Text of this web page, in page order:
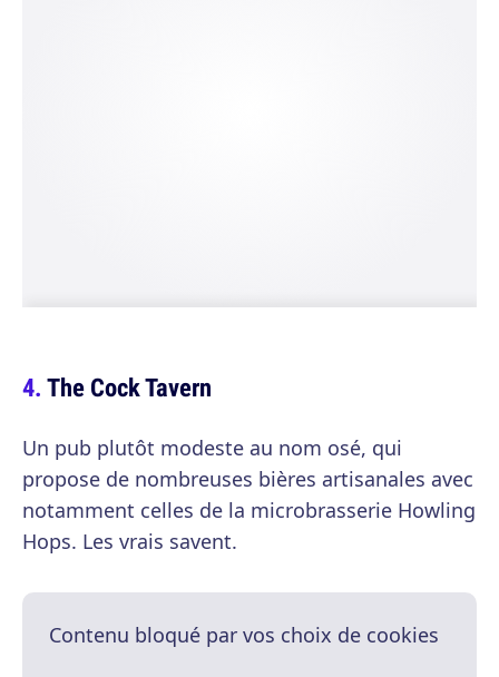
The Cock Tavern
Un pub plutôt modeste au nom osé, qui
propose de nombreuses bières artisanales avec
notamment celles de la microbrasserie Howling
Hops. Les vrais savent.
Contenu bloqué par vos choix de cookies